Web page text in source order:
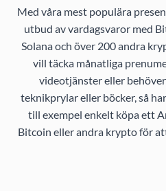
Med våra mest populära
utbud av vardagsvaror med
Solana och över 200 andra
vill täcka månatliga
videotjänster eller
teknikprylar eller böcker, så
till exempel enkelt köpa ett
Bitcoin eller andra krypto för